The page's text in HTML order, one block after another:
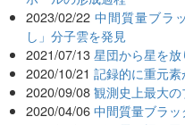
2023/02/22 中間質量ブラ
し」分子雲を発見
2021/07/13 星団から星を
2020/10/21 記録的に重元
2020/09/08 観測史上最大
2020/04/06 中間質量ブラ